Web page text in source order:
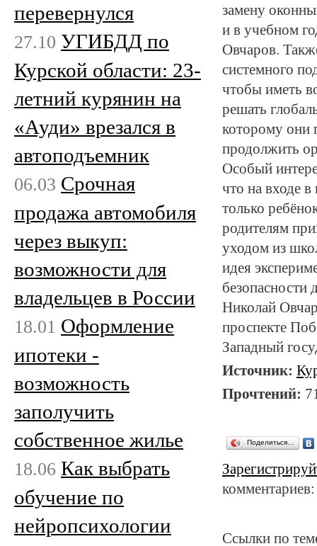
замену
и в учебном
Овчаров.
системного
чтобы иметь
решать
которому они
продолжить
Особый
что на входе
только
родителям
уходом из
идея
безопасности
Николай
проспекте
Западный
Источник:
Прочтений:
Поделиться…
Ссылки по
перевернулся
27.10 УГИБДД по
Курской области: 23-
летний курянин на
«Ауди» врезался в
автоподъемник
06.03 Срочная
продажа автомобиля
через выкуп:
возможности для
владельцев в России
18.01 Оформление
ипотеки -
возможность
заполучить
собственное жилье
18.06 Как выбрать
обучение по
нейропсихологии